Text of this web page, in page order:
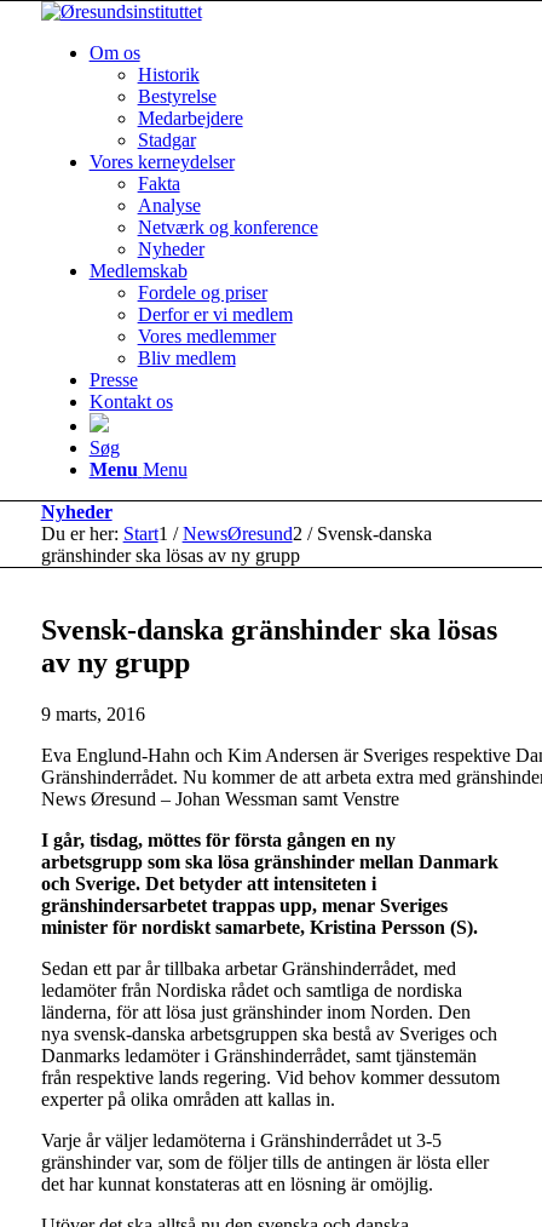
Om os
Historik
Bestyrelse
Medarbejdere
Stadgar
Vores kerneydelser
Fakta
Analyse
Netværk og konference
Nyheder
Medlemskab
Fordele og priser
Derfor er vi medlem
Vores medlemmer
Bliv medlem
Presse
Kontakt os
Søg
Menu Menu
Nyheder
Du er her: Start1 / NewsØresund2 / Svensk-danska
gränshinder ska lösas av ny grupp
Svensk-danska gränshinder ska lösas
av ny grupp
9 marts, 2016
Eva Englund-Hahn och Kim Andersen är Sveriges respektive
Gränshinderrådet. Nu kommer de att arbeta extra med
News Øresund – Johan Wessman samt Venstre
I går, tisdag, möttes för första gången en ny
arbetsgrupp som ska lösa gränshinder mellan Danmark
och Sverige. Det betyder att intensiteten i
gränshindersarbetet trappas upp, menar Sveriges
minister för nordiskt samarbete, Kristina Persson (S).
Sedan ett par år tillbaka arbetar Gränshinderrådet, med
ledamöter från Nordiska rådet och samtliga de nordiska
länderna, för att lösa just gränshinder inom Norden. Den
nya svensk-danska arbetsgruppen ska bestå av Sveriges och
Danmarks ledamöter i Gränshinderrådet, samt tjänstemän
från respektive lands regering. Vid behov kommer dessutom
experter på olika områden att kallas in.
Varje år väljer ledamöterna i Gränshinderrådet ut 3-5
gränshinder var, som de följer tills de antingen är lösta eller
det har kunnat konstateras att en lösning är omöjlig.